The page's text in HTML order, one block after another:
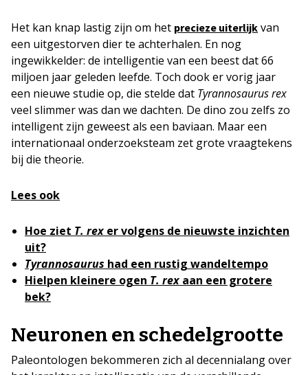
Het kan knap lastig zijn om het precieze uiterlijk van
een uitgestorven dier te achterhalen. En nog
ingewikkelder: de intelligentie van een beest dat 66
miljoen jaar geleden leefde. Toch dook er vorig jaar
een nieuwe studie op, die stelde dat Tyrannosaurus rex
veel slimmer was dan we dachten. De dino zou zelfs zo
intelligent zijn geweest als een baviaan. Maar een
internationaal onderzoeksteam zet grote vraagtekens
bij die theorie.
Lees ook
Hoe ziet T. rex er volgens de nieuwste inzichten
uit?
Tyrannosaurus had een rustig wandeltempo
Hielpen kleinere ogen T. rex aan een grotere
bek?
Neuronen en schedelgrootte
Paleontologen bekommeren zich al decennialang over